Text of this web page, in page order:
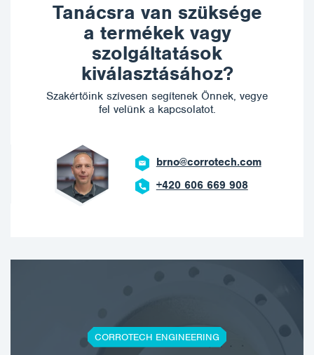
Tanácsra van szüksége
a termékek vagy
szolgáltatások
kiválasztásához?
Szakértőink szívesen segítenek Önnek, vegye
fel velünk a kapcsolatot.
brno@corrotech.com
+420 606 669 908
CORROTECH ENGINEERING